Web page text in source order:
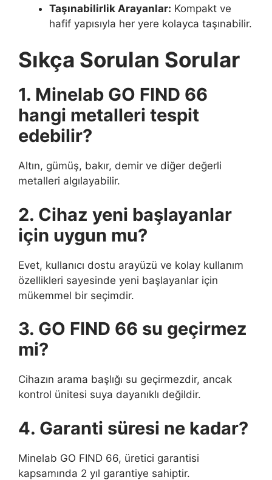
Taşınabilirlik Arayanlar: Kompakt ve
hafif yapısıyla her yere kolayca taşınabilir.
Sıkça Sorulan Sorular
1. Minelab GO FIND 66
hangi metalleri tespit
edebilir?
Altın, gümüş, bakır, demir ve diğer değerli
metalleri algılayabilir.
2. Cihaz yeni başlayanlar
için uygun mu?
Evet, kullanıcı dostu arayüzü ve kolay kullanım
özellikleri sayesinde yeni başlayanlar için
mükemmel bir seçimdir.
3. GO FIND 66 su geçirmez
mi?
Cihazın arama başlığı su geçirmezdir, ancak
kontrol ünitesi suya dayanıklı değildir.
4. Garanti süresi ne kadar?
Minelab GO FIND 66, üretici garantisi
kapsamında 2 yıl garantiye sahiptir.